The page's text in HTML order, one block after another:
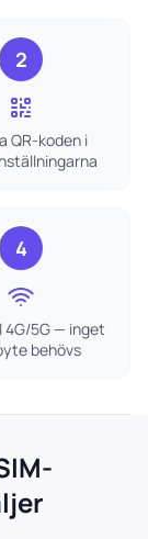
2
QR-koden i
4
4G/5G — inget
behövs